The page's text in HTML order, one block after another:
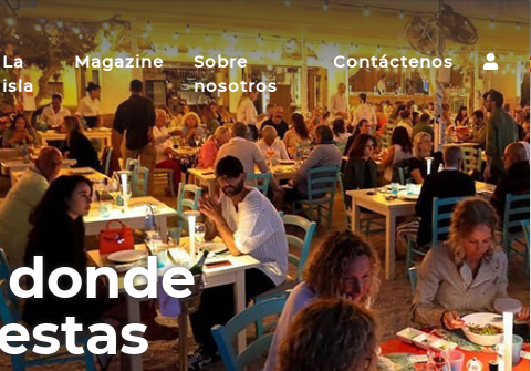
La
isla
Magazine
Sobre
nosotros
Contáctenos